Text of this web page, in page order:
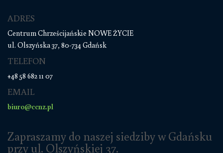
ADRES
Centrum Chrześcijańskie NOWE ŻYCIE
ul. Olszyńska 37, 80-734 Gdańsk
TELEFON
+48 58 682 11 07
EMAIL
biuro@ccnz.pl
Zapraszamy do naszej siedziby w Gdańsku
przy ul. Olszyńskiej 37.